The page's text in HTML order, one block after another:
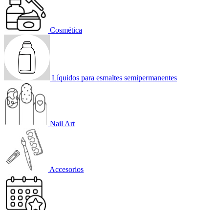
Cosmética
Líquidos para esmaltes semipermanentes
Nail Art
Accesorios